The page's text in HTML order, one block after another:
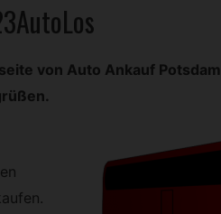
von Auto Ankauf